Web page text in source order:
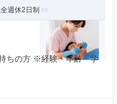
週休2日制
ちの方 ※経験・年齢・学